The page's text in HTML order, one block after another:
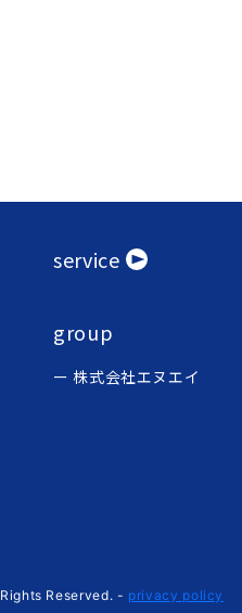
service
group
株式会社エヌエイ
Reserved. - privacy policy